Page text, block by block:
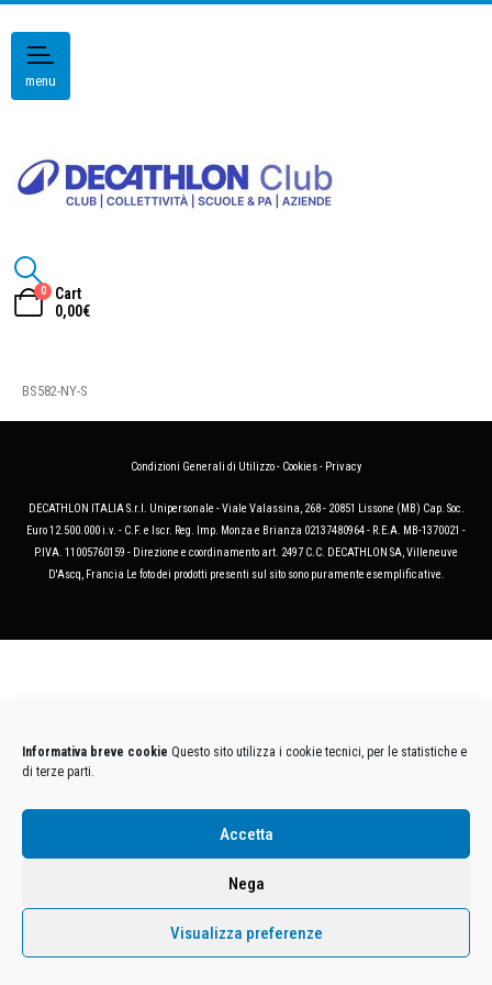
Informativa breve cookie Questo sito utilizza i cookie tecnici, per le statistiche e
di terze parti.
Accetta
Nega
Visualizza preferenze
menu
0
Cart
0,00€
BS582-NY-S
Condizioni Generali di Utilizzo- Cookies- Privacy
DECATHLON ITALIA S.r.l. Unipersonale - Viale Valassina, 268 - 20851 Lissone (MB) Cap. Soc.
Euro 12.500.000 i.v. - C.F. e Iscr. Reg. Imp. Monza e Brianza 02137480964 - R.E.A. MB-1370021 -
P.IVA. 11005760159 - Direzione e coordinamento art. 2497 C.C. DECATHLON SA, Villeneuve
D'Ascq, Francia Le foto dei prodotti presenti sul sito sono puramente esemplificative.